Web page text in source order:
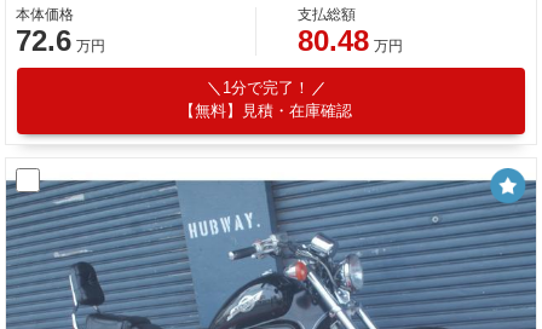
本体価格
72.6 万円
支払総額
80.48 万円
1分で完了！
【無料】見積・在庫確認